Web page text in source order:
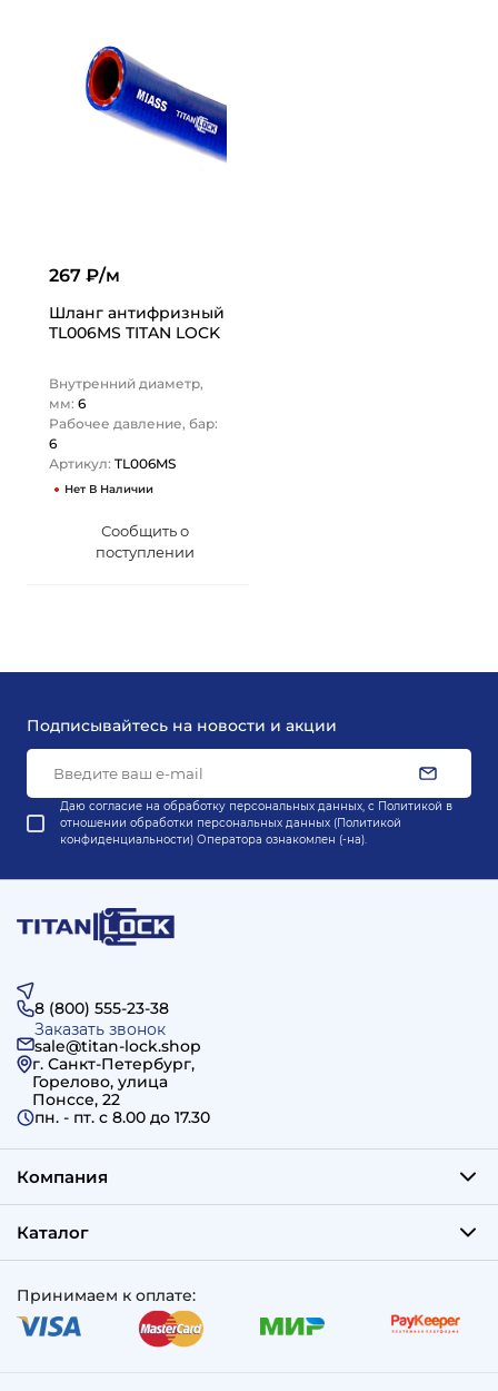
267 ₽/м
Шланг антифризный
TL006MS TITAN LOCK
Внутренний диаметр,
мм: 6
Рабочее давление, бар:
6
Артикул: TL006MS
Нет В Наличии
Сообщить о
поступлении
Подписывайтесь на новости и акции
Даю согласие на обработку персональных данных, с Политикой в
отношении обработки персональных данных (Политикой
конфиденциальности) Оператора ознакомлен (-на).
8 (800) 555-23-38
Заказать звонок
sale@titan-lock.shop
г. Санкт-Петербург,
Горелово, улица
Понссе, 22
пн. - пт. c 8.00 до 17.30
Компания
Каталог
Принимаем к оплате: